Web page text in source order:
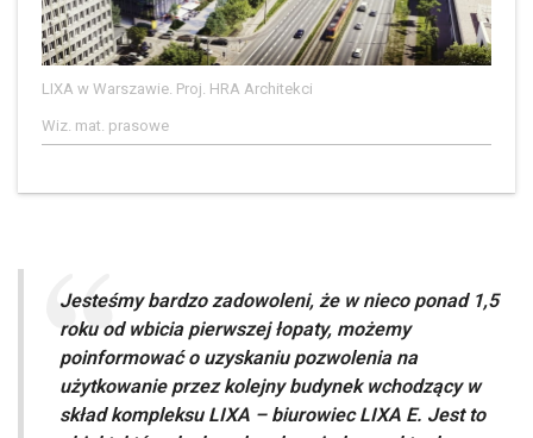
LIXA w Warszawie. Proj. HRA Architekci
Wiz. mat. prasowe
Jesteśmy bardzo zadowoleni, że w nieco ponad 1,5
roku od wbicia pierwszej łopaty, możemy
poinformować o uzyskaniu pozwolenia na
użytkowanie przez kolejny budynek wchodzący w
skład kompleksu LIXA – biurowiec LIXA E. Jest to